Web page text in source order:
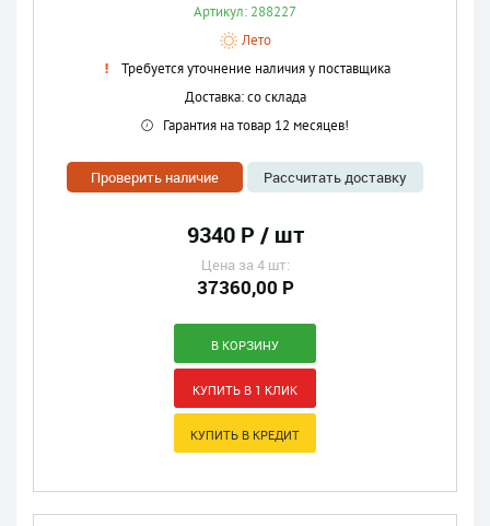
Артикул: 288227
Лето
Требуется уточнение наличия у поставщика
Доставка: со склада
Гарантия на товар 12 месяцев!
Проверить наличие Рассчитать доставку
9340 Р / шт
Цена за 4 шт:
37360,00 Р